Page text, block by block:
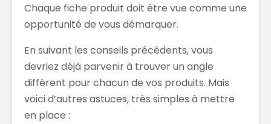
Chaque fiche produit doit être vue comme une
opportunité de vous démarquer.
En suivant les conseils précédents, vous
devriez déjà parvenir à trouver un angle
différent pour chacun de vos produits. Mais
voici d’autres astuces, très simples à mettre
en place :